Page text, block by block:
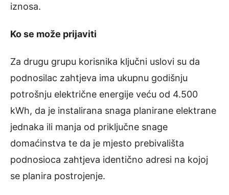
iznosa.
Ko se može prijaviti
Za drugu grupu korisnika ključni uslovi su da
podnosilac zahtjeva ima ukupnu godišnju
potrošnju električne energije veću od 4.500
kWh, da je instalirana snaga planirane elektrane
jednaka ili manja od priključne snage
domaćinstva te da je mjesto prebivališta
podnosioca zahtjeva identično adresi na kojoj
se planira postrojenje.